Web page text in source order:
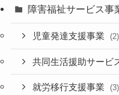
障害福祉サービス事
児童発達支援事業 (2)
共同生活援助サービ
就労移行支援事業 (3)